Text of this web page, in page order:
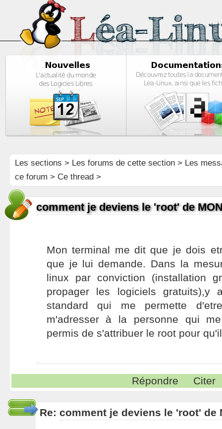
Les sections > Les forums de cette section> Les
ce forum > Ce thread >
comment je deviens le 'root' de
Mon terminal me dit que je dois
que je lui demande. Dans la
linux par conviction (installation
propager les logiciels gratuits),y
standard qui me permette
m'adresser à la personne qui
permis de s'attribuer le root pour
Répondre Citer
Re: comment je deviens le 'root' de